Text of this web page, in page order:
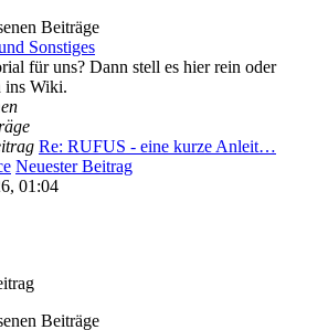
Sonstiges
für uns? Dann stell es hier rein oder
ins Wiki.
Re: RUFUS - eine kurze Anleit…
Neuester Beitrag
01:04